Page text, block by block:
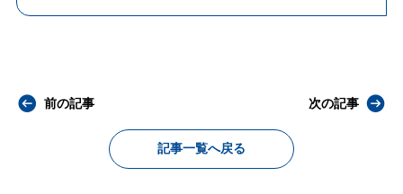
前の記事
記事一覧へ戻る
次の記事